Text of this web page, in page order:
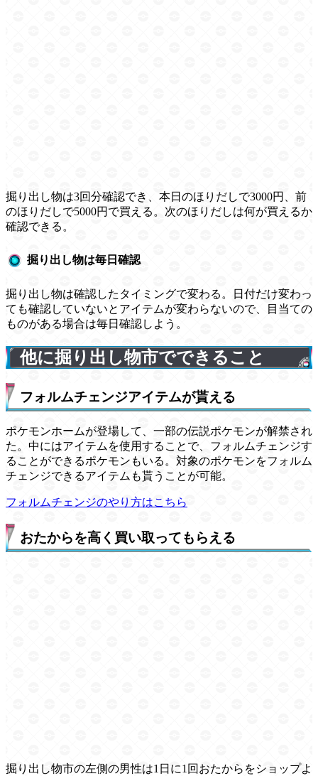
掘り出し物は3回分確認でき、本日のほりだしで3000円、前
のほりだしで5000円で買える。次のほりだしは何が買えるか
確認できる。
掘り出し物は毎日確認
掘り出し物は確認したタイミングで変わる。日付だけ変わっ
ても確認していないとアイテムが変わらないので、目当ての
ものがある場合は毎日確認しよう。
他に掘り出し物市でできること
フォルムチェンジアイテムが貰える
ポケモンホームが登場して、一部の伝説ポケモンが解禁され
た。中にはアイテムを使用することで、フォルムチェンジす
ることができるポケモンもいる。対象のポケモンをフォルム
チェンジできるアイテムも貰うことが可能。
フォルムチェンジのやり方はこちら
おたからを高く買い取ってもらえる
掘り出し物市の左側の男性は1日に1回おたからをショップよ